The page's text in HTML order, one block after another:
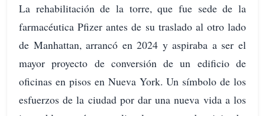
La rehabilitación de la torre, que fue sede de la
farmacéutica Pfizer antes de su traslado al otro lado
de Manhattan, arrancó en 2024 y aspiraba a ser el
mayor proyecto de conversión de un edificio de
oficinas en pisos en Nueva York. Un símbolo de los
esfuerzos de la ciudad por dar una nueva vida a los